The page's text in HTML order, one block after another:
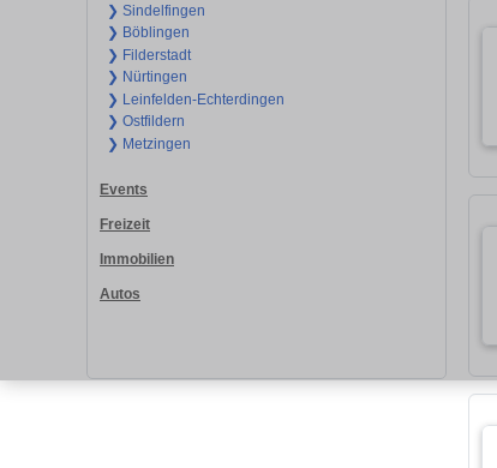
❯ Sindelfingen
❯ Böblingen
❯ Filderstadt
❯ Nürtingen
❯ Leinfelden-Echterdingen
❯ Ostfildern
❯ Metzingen
Events
Freizeit
Immobilien
Autos